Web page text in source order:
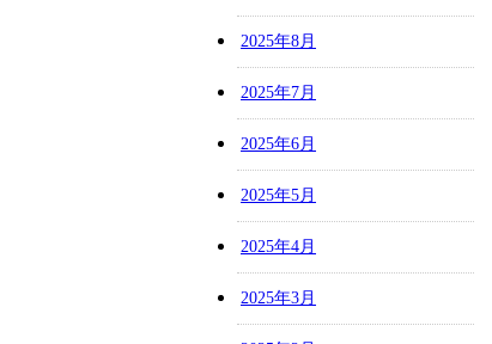
2025年8月
2025年7月
2025年6月
2025年5月
2025年4月
2025年3月